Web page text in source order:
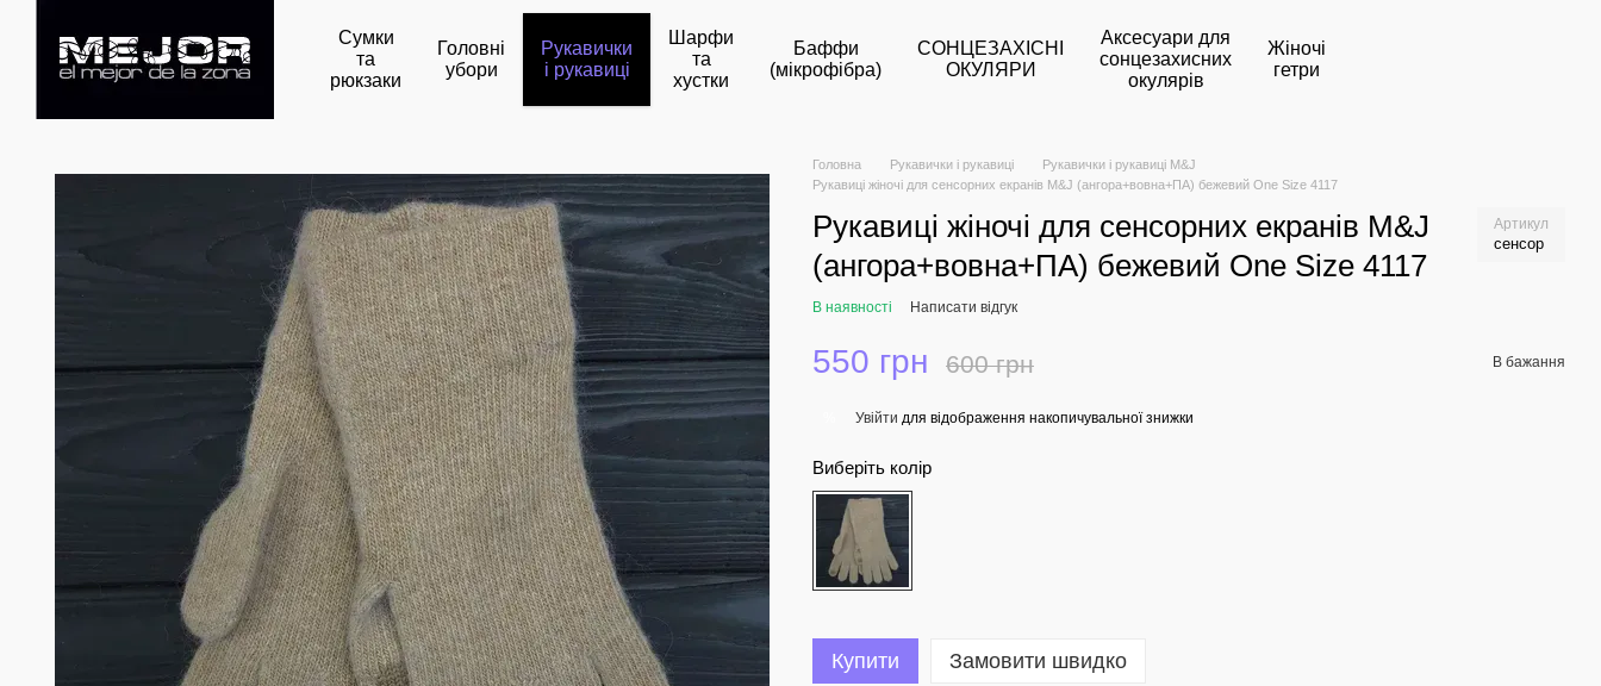
Сумки
та
рюкзаки
Головні
убори
Рукавички
і рукавиці
Шарфи
та
хустки
Баффи
(мікрофібра)
СОНЦЕЗАХІСНІ
ОКУЛЯРИ
Аксесуари для
сонцезахисних
окулярів
Жіночі
гетри
Головна Рукавички і рукавиці
Рукавички і рукавиці M&J
Рукавиці жіночі для сенсорних екранів M&J (ангора+вовна+ПА) бежевий One Size 4117
Рукавиці жіночі для сенсорних екранів M&J
(ангора+вовна+ПА) бежевий One Size 4117
Артикул
сенсор
В наявності Написати відгук
550 грн 600 грн В бажання
Увійти для відображення накопичувальної знижки
Виберіть колір
Купити Замовити швидко